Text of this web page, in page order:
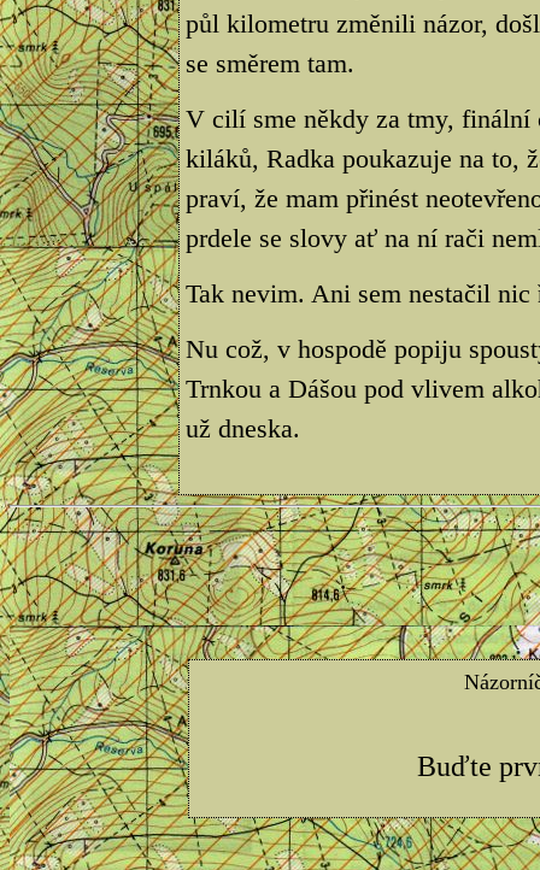
půl kilometru změnili názor,
se směrem tam.
V cilí sme někdy za tmy, finální
kiláků, Radka poukazuje na to,
praví, že mam přinést
prdele se slovy ať na ní rači
Tak nevim. Ani sem nestačil nic
Nu což, v hospodě popiju
Trnkou a Dášou pod vlivem
už dneska.